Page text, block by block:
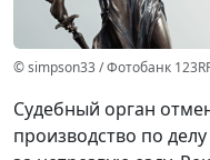
© simpson33 / Фотобанк
Судебный орган
производство по